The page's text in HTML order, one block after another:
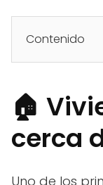
Contenido
🏠
cerca
Uno de los